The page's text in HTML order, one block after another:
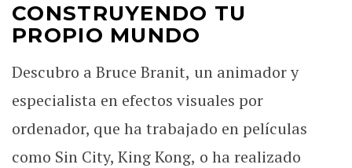
CONSTRUYENDO TU
PROPIO MUNDO
Descubro a Bruce Branit, un animador y
especialista en efectos visuales por
ordenador, que ha trabajado en películas
como Sin City, King Kong, o ha realizado